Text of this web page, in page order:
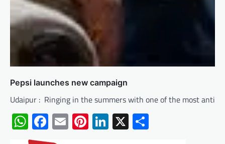
Pepsi launches new campaign
Udaipur : Ringing in the summers with one of the most
WhatsApp
Facebook
EmailPinterest
LinkedIn
X